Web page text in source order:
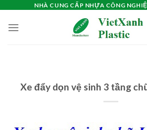
content
NHÀ CUNG CẤP NHỰA CÔNG
Xe đẩy dọn vệ sinh 3 tầng